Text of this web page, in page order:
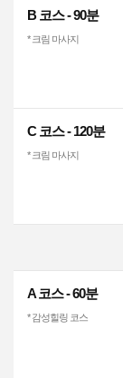
B 코스 - 90분
* 크림 마사지
C 코스 - 120분
* 크림 마사지
A 코스 - 60분
* 감성힐링 코스